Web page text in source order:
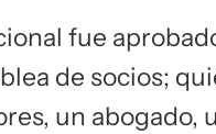
fue
de socios;
un abogado,